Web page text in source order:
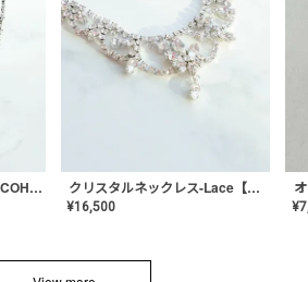
クリスタルクラウン【MA-COHD-01】韓国風クラウン/ウェディングクラウン/ティアラ クリスタルネックレス-Lace【MA-CONL-02】
¥16,500 ¥